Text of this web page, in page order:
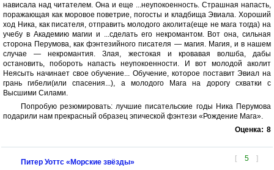
нависала над читателем. Она и еще ...неупокоенность. Страшная напасть,
поражающая как моровое поветрие, погосты и кладбища Эвиала. Хороший
ход Ника, как писателя, отправить молодого аколита(еще не мага тогда) на
учебу в Академию магии и ...сделать его некромантом. Вот она, сильная
сторона Перумова, как фэнтезийного писателя — магия. Магия, и в нашем
случае — некромантия. Злая, жестокая и кровавая волшба, дабы
остановить, побороть напасть неупокоенности. И вот молодой аколит
Неясыть начинает свое обучение... Обучение, которое поставит Эвиал на
грань гибели(или спасения...), а молодого Мага на дорогу схватки с
Высшими Силами.
Попробую резюмировать: лучшие писательские годы Ника Перумова
подарили нам прекрасный образец эпической фэнтези «Рождение Мага».
Оценка: 8
[ 5 ]
Питер Уоттс «Морские звёзды»